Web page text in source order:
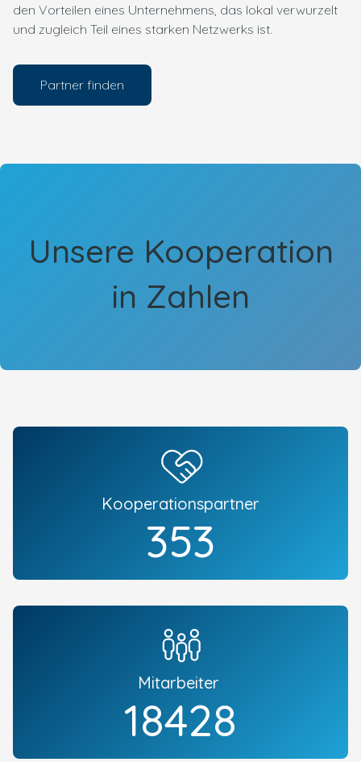
den Vorteilen eines Unternehmens, das lokal verwurzelt
und zugleich Teil eines starken Netzwerks ist.
Partner finden
Unsere Kooperation
in Zahlen
396
Kooperationspartner
20766
Mitarbeiter